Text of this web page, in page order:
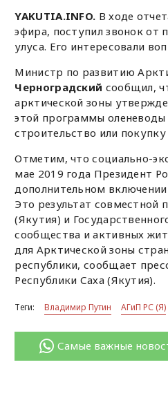
YAKUTIA.INFO. В ходе
эфира, поступил звонок от
улуса. Его интересовали
Министр по развитию
Черноградский сообщил,
арктической зоны
этой программы
строительство или
Отметим, что социально-
мае 2019 года Президент
дополнительном
Это результат совместной
(Якутия) и
сообщества и активных
для Арктической зоны
республики, сообщает
Республики Саха (Якутия).
Теги: Владимир Путин АГиП РС (Я)
Самые важные